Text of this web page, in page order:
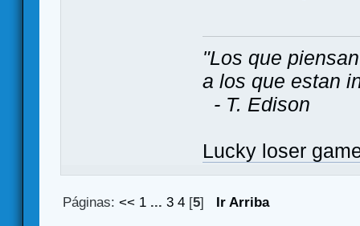
"Los que
a los que estan
- T. Edison
Lucky loser
Páginas:<< 1 ...3 4 [5] Ir Arriba